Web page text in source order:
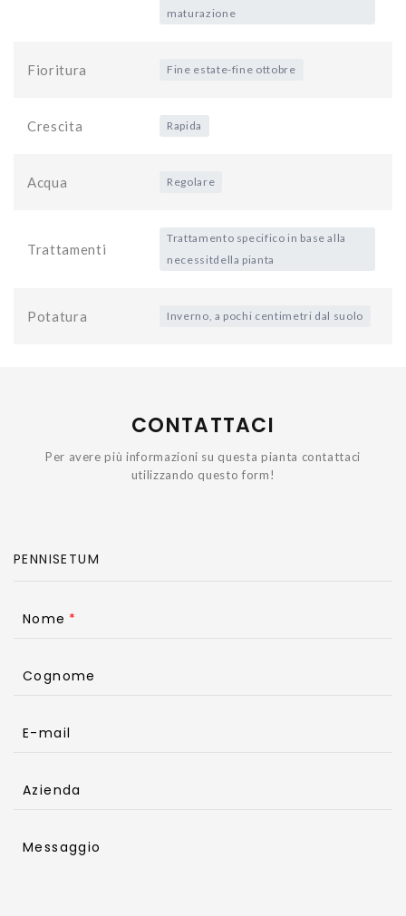
maturazione
Fioritura Fine estate-fine ottobre
Crescita Rapida
Acqua Regolare
Trattamenti
Trattamento specifico in base alla
necessitdella pianta
Potatura Inverno, a pochi centimetri dal suolo
CONTATTACI
Per avere più informazioni su questa pianta contattaci
utilizzando questo form!
Nome
Cognome
E-mail
Azienda
Messaggio